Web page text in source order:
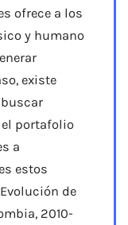
ofrece a los
y humano
existe
portafolio
a
estos
de
2010-